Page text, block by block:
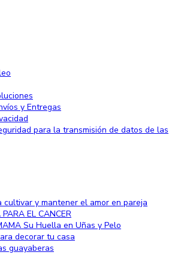
y Entregas
para la transmisión de datos de las
cultivar y mantener el amor en pareja
EL CANCER
Su Huella en Uñas y Pelo
decorar tu casa
guayaberas